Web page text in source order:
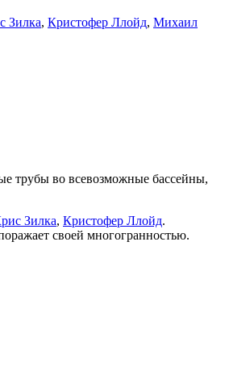
Зилка, Кристофер Ллойд, Михаил
трубы во всевозможные бассейны,
Зилка, Кристофер Ллойд.
своей многогранностью.